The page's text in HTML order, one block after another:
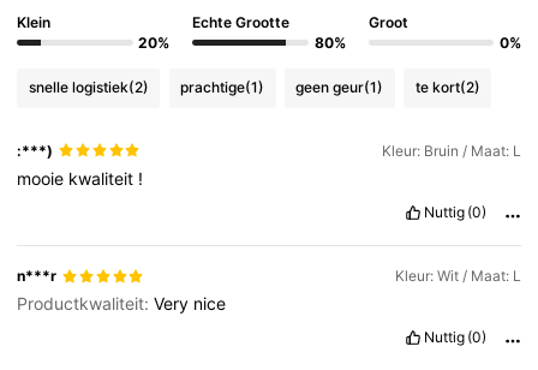
100K Volgers
4.73
4.73
Klein
20%
Echte Grootte
80%
Groot
0%
snelle logistiek(2) prachtige(1) geen geur(1) te kort(2)
:***) Kleur: Bruin / Maat: L
mooie kwaliteit !
Nuttig (0)
n***r Kleur: Wit / Maat: L
Productkwaliteit:Very nice
Nuttig (0)